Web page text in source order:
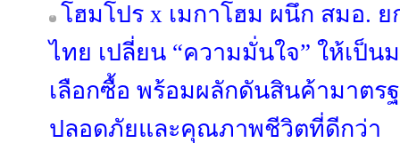
โฮมโปร x เมกาโฮม ผนึก สมอ.
ไทย เปลี่ยน “ความมั่นใจ” ให้เป็น
เลือกซื้อ พร้อมผลักดันสินค้ามาตร
ปลอดภัยและคุณภาพชีวิตที่ดีกว่า